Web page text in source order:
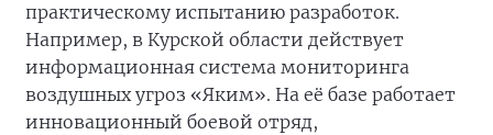
практическому испытанию разработок.
Например, в Курской области действует
информационная система мониторинга
воздушных угроз «Яким». На её базе работает
инновационный боевой отряд,